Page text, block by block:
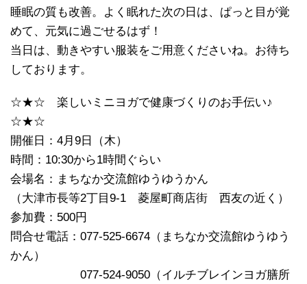
睡眠の質も改善。よく眠れた次の日は、ぱっと目が覚
めて、元気に過ごせるはず！
当日は、動きやすい服装をご用意くださいね。お待ち
しております。
☆★☆ 楽しいミニヨガで健康づくりのお手伝い♪
☆★☆
開催日：4月9日（木）
時間：10:30から1時間ぐらい
会場名：まちなか交流館ゆうゆうかん
（大津市長等2丁目9-1 菱屋町商店街 西友の近く）
参加費：500円
問合せ電話：077-525-6674（まちなか交流館ゆうゆう
かん）
077-524-9050（イルチブレインヨガ膳所